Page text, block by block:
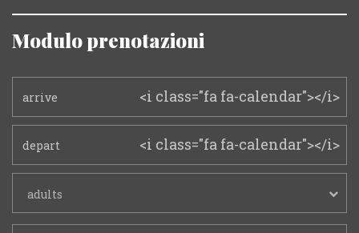
Modulo prenotazioni
<i class="fa fa-calendar"></i>
<i class="fa fa-calendar"></i>
adults